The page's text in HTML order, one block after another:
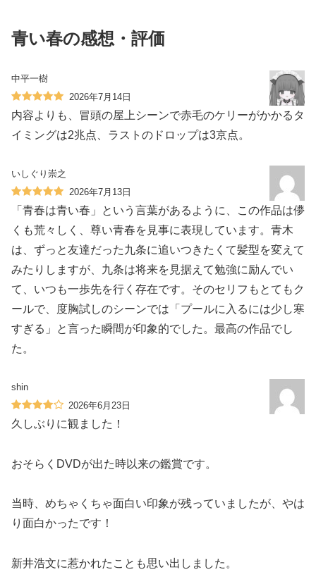
青い春の感想・評価
中平一樹
2026年7月14日
内容よりも、冒頭の屋上シーンで赤毛のケリーがかかるタ
イミングは2兆点、ラストのドロップは3京点。
いしぐり崇之
2026年7月13日
「青春は青い春」という言葉があるように、この作品は儚
くも荒々しく、尊い青春を見事に表現しています。青木
は、ずっと友達だった九条に追いつきたくて髪型を変えて
みたりしますが、九条は将来を見据えて勉強に励んでい
て、いつも一歩先を行く存在です。そのセリフもとてもク
ールで、度胸試しのシーンでは「プールに入るには少し寒
すぎる」と言った瞬間が印象的でした。最高の作品でし
た。
shin
2026年6月23日
久しぶりに観ました！
おそらくDVDが出た時以来の鑑賞です。
当時、めちゃくちゃ面白い印象が残っていましたが、やは
り面白かったです！
新井浩文に惹かれたことも思い出しました。